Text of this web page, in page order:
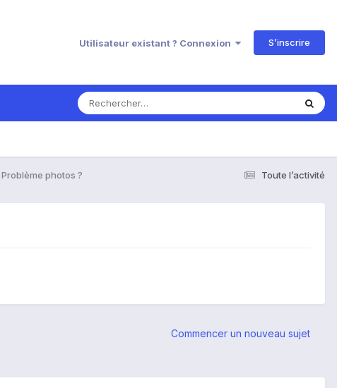
Utilisateur existant ? Connexion S’inscrire
Toute l’activité
Problème photos ?
Commencer un nouveau sujet